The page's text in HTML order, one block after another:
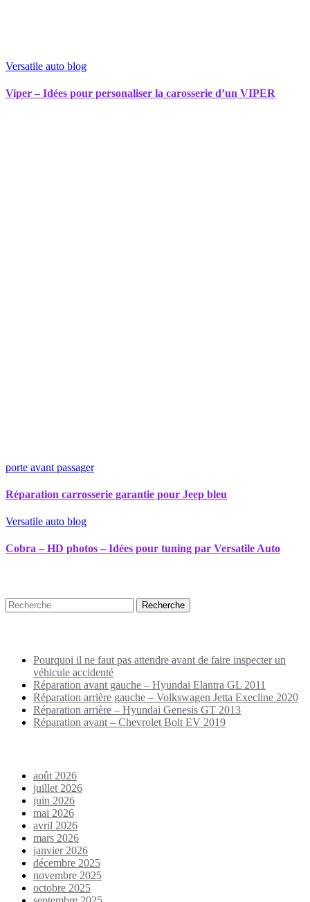
Versatile auto blog
Viper – Idées pour personaliser la carosserie d’un VIPER
porte avant passager
Réparation carrosserie garantie pour Jeep bleu
Versatile auto blog
Cobra – HD photos – Idées pour tuning par Versatile Auto
Pourquoi il ne faut pas attendre avant de faire inspecter un
véhicule accidenté
Réparation avant gauche – Hyundai Elantra GL 2011
Réparation arrière gauche – Volkswagen Jetta Execline 2020
Réparation arrière – Hyundai Genesis GT 2013
Réparation avant – Chevrolet Bolt EV 2019
août 2026
juillet 2026
juin 2026
mai 2026
avril 2026
mars 2026
janvier 2026
décembre 2025
novembre 2025
octobre 2025